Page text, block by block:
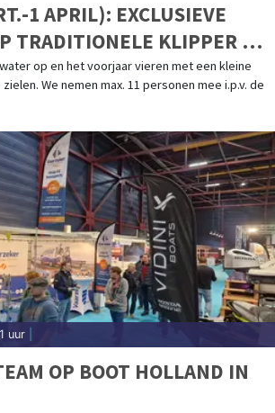
1 APRIL): EXCLUSIEVE
TRADITIONELE KLIPPER DE
op en het voorjaar vieren met een kleine
We nemen max. 11 personen mee i.p.v. de
uur
OP BOOT HOLLAND IN